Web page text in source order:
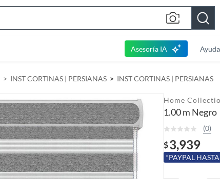
h
a
r
Asesoría IA Ayuda
INST CORTINAS | PERSIANAS INST CORTINAS | PERSIANAS
Home
1.00 m Negro
(0)
$3,939
*PAYPAL